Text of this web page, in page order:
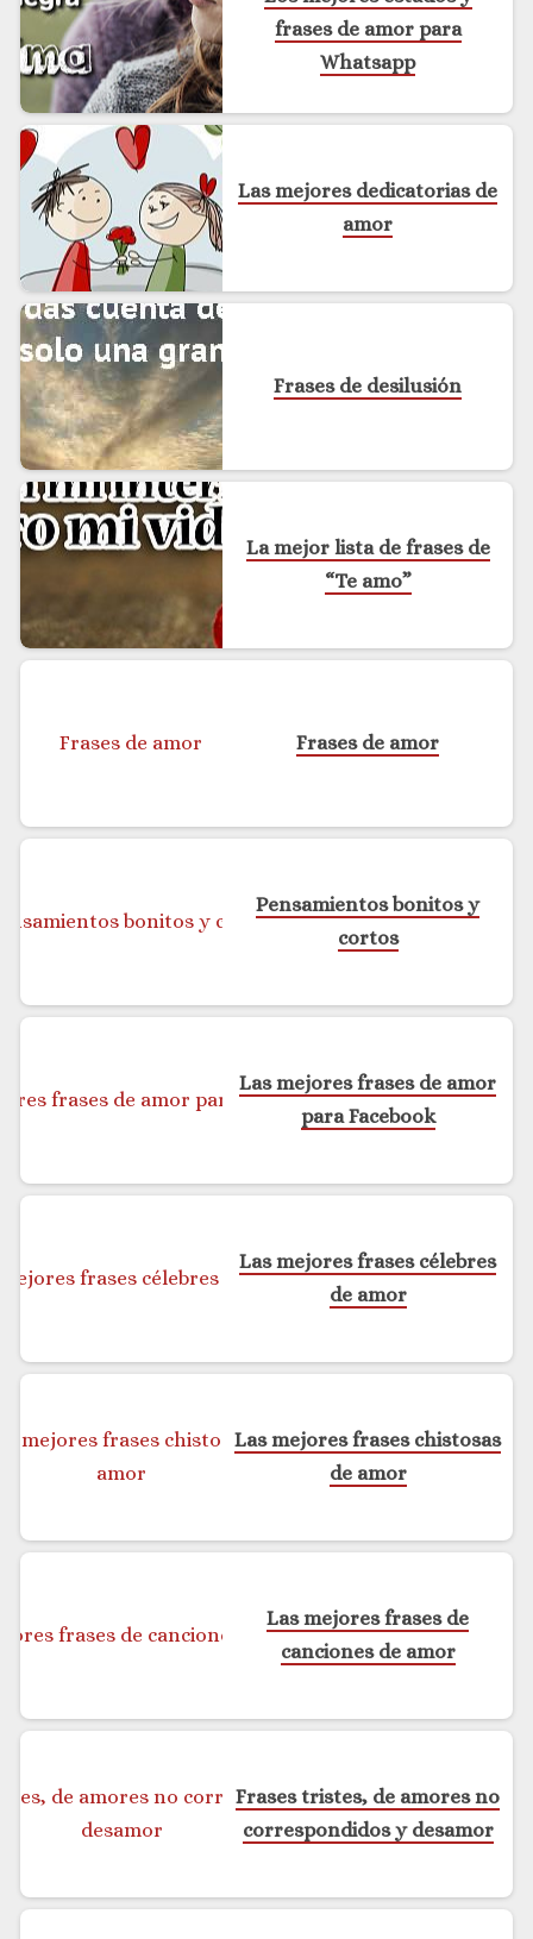
frases de amor para
Whatsapp
Las mejores dedicatorias de
amor
Frases de desilusión
La mejor lista de frases de
“Te amo”
Frases de amor
Pensamientos bonitos y
cortos
Las mejores frases de amor
para Facebook
Las mejores frases célebres
de amor
Las mejores frases chistosas
de amor
Las mejores frases de
canciones de amor
Frases tristes, de amores no
correspondidos y desamor